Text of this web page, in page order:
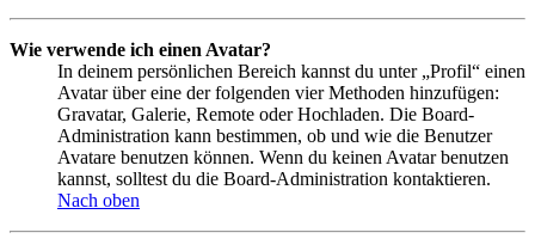
Wie verwende ich einen Avatar?
In deinem persönlichen Bereich kannst du unter „Profil“ einen
Avatar über eine der folgenden vier Methoden hinzufügen:
Gravatar, Galerie, Remote oder Hochladen. Die Board-
Administration kann bestimmen, ob und wie die Benutzer
Avatare benutzen können. Wenn du keinen Avatar benutzen
kannst, solltest du die Board-Administration kontaktieren.
Nach oben